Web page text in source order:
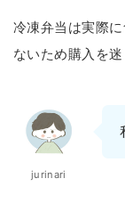
冷凍弁当は実際
ないため購入を迷
jurinari